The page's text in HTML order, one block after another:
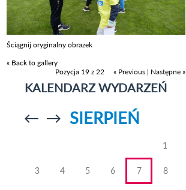
Ściągnij oryginalny obrazek
« Back to gallery
Pozycja 19 z 22
« Previous | Następne »
KALENDARZ WYDARZEŃ
Przejdź doPrzejdź do
SIERPIEŃ
1
3 4 5 6 7 8